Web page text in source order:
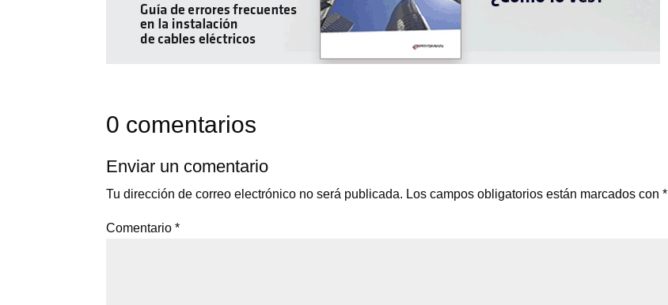
0 comentarios
Enviar un comentario
Tu dirección de correo electrónico no será publicada. Los campos obligatorios están marcados con*
Comentario*